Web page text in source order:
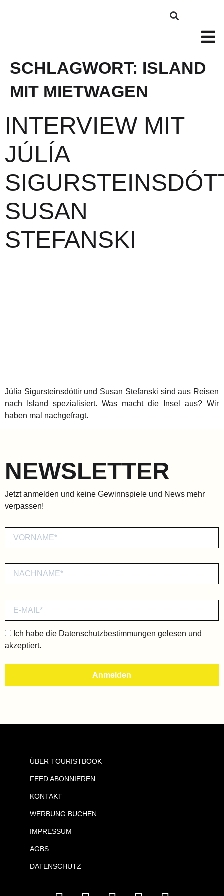
SCHLAGWORT: ISLAND
MIT MIETWAGEN
INTERVIEW MIT
JÚLÍA
SUSAN
STEFANSKI
Júlía Sigursteinsdóttir und Susan Stefanski sind aus Reisen
nach Island spezialisiert. Was macht die Insel aus? Wir
haben mal nachgefragt.
NEWSLETTER
Jetzt anmelden und keine Gewinnspiele und News mehr
verpassen!
Ich habe die Datenschutzbestimmungen gelesen und
akzeptiert.
ÜBER TOURISTBOOK
FEED ABONNIEREN
KONTAKT
WERBUNG BUCHEN
IMPRESSUM
AGBS
DATENSCHUTZ